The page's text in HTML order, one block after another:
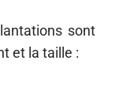
sont
et la taille :